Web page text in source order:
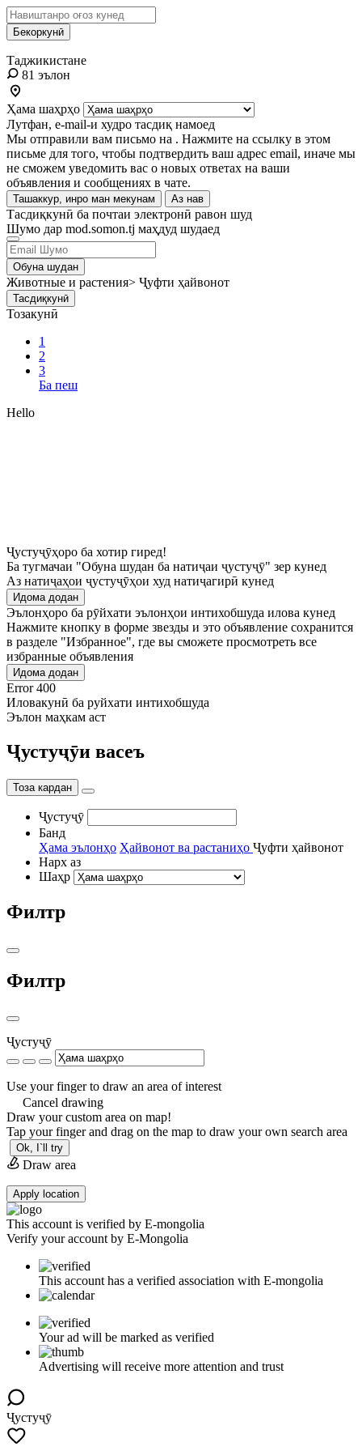
Бекоркунӣ
Таджикистане
81 эълон
Ҳама шаҳрҳо
Лутфан, e-mail-и худро тасдиқ намоед
Мы отправили вам письмо на . Нажмите на ссылку в этом
письме для того, чтобы подтвердить ваш адрес email, иначе мы
не сможем уведомить вас о новых ответах на ваши
объявления и сообщениях в чате.
Ташаккур, инро ман мекунам Аз нав
Тасдиқкунӣ ба почтаи электронӣ равон шуд
Шумо дар mod.somon.tj маҳдуд шудаед
Обуна шудан
Животные и растения> Ҷуфти ҳайвонот
Тасдиқкунӣ
Тозакунӣ
1
2
3
Ба пеш
Hello
Ҷустуҷӯҳоро ба хотир гиред!
Ба тугмачаи "Обуна шудан ба натиҷаи ҷустуҷӯ" зер кунед
Аз натиҷаҳои ҷустуҷӯҳои худ натиҷагирӣ кунед
Идома додан
Эълонҳоро ба рӯйхати эълонҳои интихобшуда илова кунед
Нажмите кнопку в форме звезды и это объявление сохранится
в разделе "Избранное", где вы сможете просмотреть все
избранные объявления
Идома додан
Error 400
Иловакунӣ ба руйхати интихобшуда
Эълон маҳкам аст
Ҷустуҷӯи васеъ
Тоза кардан
Ҷустуҷӯ
Банд
Ҳама эълонҳо Ҳайвонот ва растаниҳо Ҷуфти ҳайвонот
Нарх аз
Шаҳр
Филтр
Филтр
Ҷустуҷӯ
Use your finger to draw an area of interest
Cancel drawing
Draw your custom area on map!
Tap your finger and drag on the map to draw your own search area
Ok, I`ll try
Draw area
Apply location
This account is verified by E-mongolia
Verify your account by E-Mongolia
This account has a verified association with E-mongolia
Your ad will be marked as verified
Advertising will receive more attention and trust
Ҷустуҷӯ